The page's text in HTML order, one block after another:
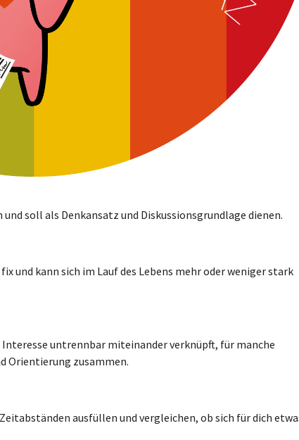
soll als Denkansatz und Diskussionsgrundlage dienen.
und kann sich im Lauf des Lebens mehr oder weniger stark
untrennbar miteinander verknüpft, für manche
Orientierung zusammen.
ausfüllen und vergleichen, ob sich für dich